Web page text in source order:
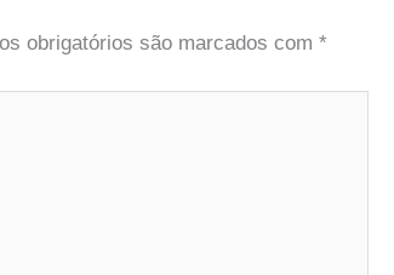
obrigatórios são marcados com *